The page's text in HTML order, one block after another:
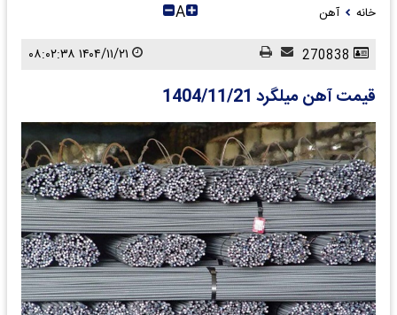
خانه آهن A
قیمت آهن میلگرد 1404/11/21